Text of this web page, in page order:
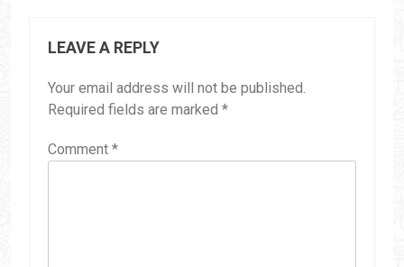
LEAVE A REPLY
Your email address will not be published.
Required fields are marked *
Comment *